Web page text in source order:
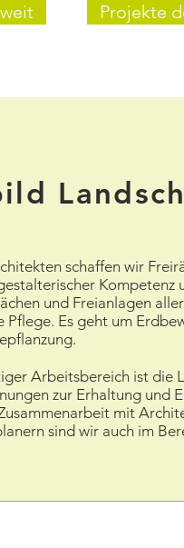
Projekte
schaffen wir
und Freianlagen
Pflege. Es geht um
Arbeitsbereich ist die
zur Erhaltung und
mit
sind wir auch im